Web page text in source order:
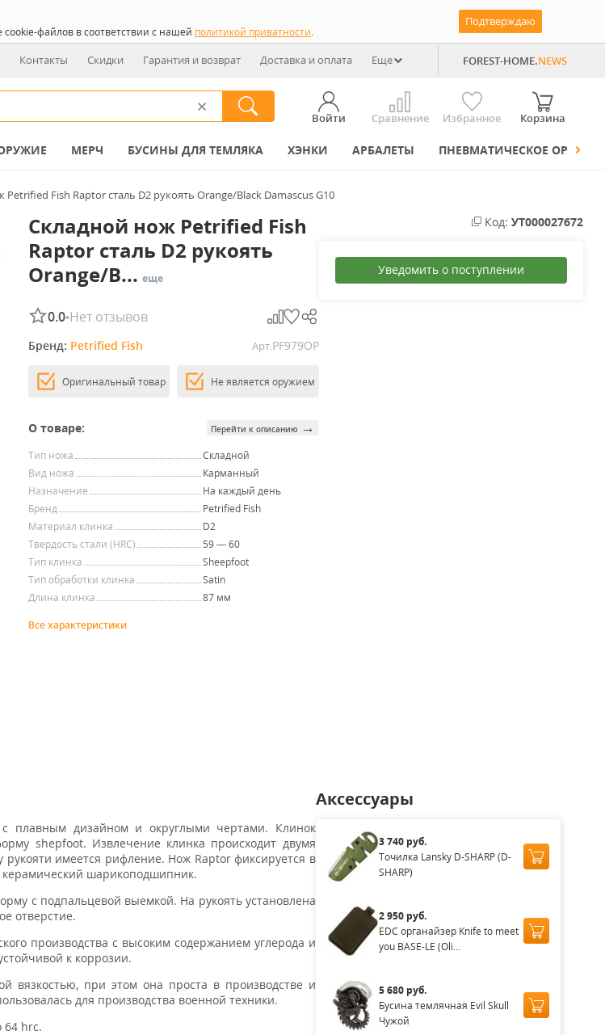
файлов в соответствии с нашей политикой приватности.
Подтверждаю
Контакты Скидки Гарантия и возврат Доставка и оплата Еще FOREST-HOME.NEWS
Войти Сравнение Избранное Корзина
МЕРЧ БУСИНЫ ДЛЯ ТЕМЛЯКА ХЭНКИ АРБАЛЕТЫ ПНЕВМАТИЧЕСКОЕ ОРУЖИЕ
Petrified Fish Raptor сталь D2 рукоять Orange/Black Damascus G10
Складной нож Petrified Fish
Raptor сталь D2 рукоять
Orange/B... еще
0.0•Нет отзывов
Бренд: Petrified Fish Арт.PF979OP
Оригинальный товар Не является оружием
О товаре: Перейти к описанию →
Тип ножа
Складной
Вид ножа
Карманный
Назначение
На каждый день
Бренд
Petrified Fish
Материал клинка
D2
Твердость стали (HRC)
59 — 60
Тип клинка
Sheepfoot
Тип обработки клинка
Satin
Длина клинка
87 мм
Все характеристики
Код: УТ000027672
Уведомить о поступлении
плавным дизайном и округлыми чертами. Клинок
shepfoot. Извлечение клинка происходит двумя
имеется рифление. Нож Raptor фиксируется в
шарикоподшипник.
с подпальцевой выемкой. На рукоять установлена
отверстие.
производства с высоким содержанием углерода и
к коррозии.
вязкостью, при этом она проста в производстве и
для производства военной техники.
64 hrc.
Аксессуары
3 740 руб.
Точилка Lansky D-SHARP (D-
SHARP)
2 950 руб.
EDC органайзер Knife to meet
you BASE-LE (Oli...
5 680 руб.
Бусина темлячная Evil Skull
Чужой